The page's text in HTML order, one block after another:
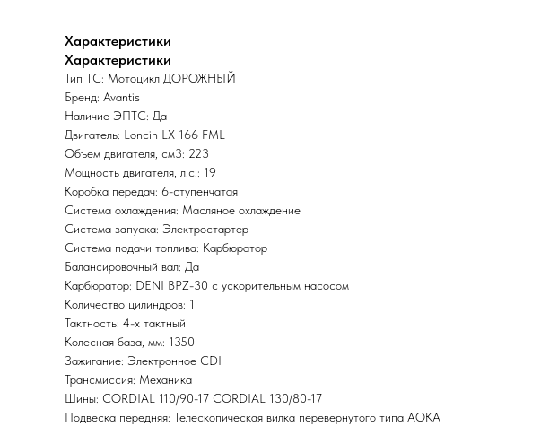
Характеристики
Характеристики
Тип ТС: Мотоцикл ДОРОЖНЫЙ
Бренд: Avantis
Наличие ЭПТС: Да
Двигатель: Loncin LX 166 FML
Объем двигателя, см3: 223
Мощность двигателя, л.с.: 19
Коробка передач: 6-ступенчатая
Система охлаждения: Масляное охлаждение
Система запуска: Электростартер
Система подачи топлива: Карбюратор
Балансировочный вал: Да
Карбюратор: DENI BPZ-30 с ускорительным насосом
Количество цилиндров: 1
Тактность: 4-x тактный
Колесная база, мм: 1350
Зажигание: Электронное CDI
Трансмиссия: Механика
Шины: CORDIAL 110/90-17 CORDIAL 130/80-17
Подвеска передняя: Телескопическая вилка перевернутого типа AOKA